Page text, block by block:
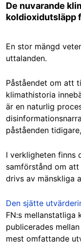
De nuvarande
koldioxidutsläpp
En stor mängd
uttalanden.
Påståendet om att
klimathistoria
är en naturlig
påståenden
I verkligheten finns
samförstånd om
drivs av mänskliga
Den sjätte
FN:s mellanstatliga
publicerades
mest omfattande